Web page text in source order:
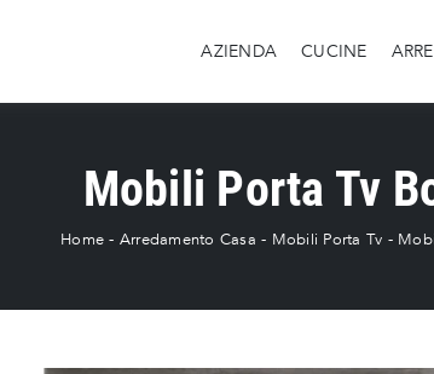
AZIENDA CUCINE
Mobili Porta Tv
Home - Arredamento Casa - Mobili Porta Tv -